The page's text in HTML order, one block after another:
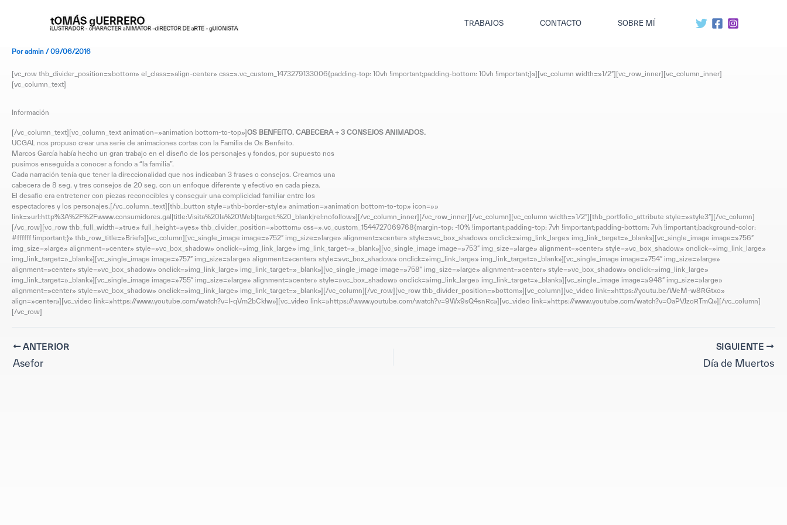
TRABAJOS CONTACTO SOBRE MÍ
Poradmin /09/06/2016
[vc_row thb_divider_position=»bottom» el_class=»align-center» css=».vc_custom_1473279133006{padding-top: 10vh !important;padding-bottom: 10vh !important;}»][vc_column width=»1/2″][vc_row_inner][vc_column_inner]
[vc_column_text]
Información
[/vc_column_text][vc_column_text animation=»animation bottom-to-top»]OS BENFEITO. CABECERA + 3 CONSEJOS ANIMADOS.
UCGAL nos propuso crear una serie de animaciones cortas con la Familia de Os Benfeito.
Marcos García había hecho un gran trabajo en el diseño de los personajes y fondos, por supuesto nos
pusimos enseguida a conocer a fondo a “la familia”.
Cada narración tenía que tener la direccionalidad que nos indicaban 3 frases o consejos. Creamos una
cabecera de 8 seg. y tres consejos de 20 seg. con un enfoque diferente y efectivo en cada pieza.
El desafio era entretener con piezas reconocibles y conseguir una complicidad familiar entre los
espectadores y los personajes.[/vc_column_text][thb_button style=»thb-border-style» animation=»animation bottom-to-top» icon=»»
link=»url:http%3A%2F%2Fwww.consumidores.gal|title:Visita%20la%20Web|target:%20_blank|rel:nofollow»][/vc_column_inner][/vc_row_inner][/vc_column][vc_column width=»1/2″][thb_portfolio_attribute style=»style3″][/vc_column]
[/vc_row][vc_row thb_full_width=»true» full_height=»yes» thb_divider_position=»bottom» css=».vc_custom_1544727069768{margin-top: -10% !important;padding-top: 7vh !important;padding-bottom: 7vh !important;background-color:
#ffffff !important;}» thb_row_title=»Brief»][vc_column][vc_single_image image=»752″ img_size=»large» alignment=»center» style=»vc_box_shadow» onclick=»img_link_large» img_link_target=»_blank»][vc_single_image image=»756″
img_size=»large» alignment=»center» style=»vc_box_shadow» onclick=»img_link_large» img_link_target=»_blank»][vc_single_image image=»753″ img_size=»large» alignment=»center» style=»vc_box_shadow» onclick=»img_link_large»
img_link_target=»_blank»][vc_single_image image=»757″ img_size=»large» alignment=»center» style=»vc_box_shadow» onclick=»img_link_large» img_link_target=»_blank»][vc_single_image image=»754″ img_size=»large»
alignment=»center» style=»vc_box_shadow» onclick=»img_link_large» img_link_target=»_blank»][vc_single_image image=»758″ img_size=»large» alignment=»center» style=»vc_box_shadow» onclick=»img_link_large»
img_link_target=»_blank»][vc_single_image image=»755″ img_size=»large» alignment=»center» style=»vc_box_shadow» onclick=»img_link_large» img_link_target=»_blank»][vc_single_image image=»948″ img_size=»large»
alignment=»center» style=»vc_box_shadow» onclick=»img_link_large» img_link_target=»_blank»][/vc_column][/vc_row][vc_row thb_divider_position=»bottom»][vc_column][vc_video link=»https://youtu.be/WeM-w8RGtxo»
align=»center»][vc_video link=»https://www.youtube.com/watch?v=I-qVm2bCklw»][vc_video link=»https://www.youtube.com/watch?v=9Wx9sQ4snRc»][vc_video link=»https://www.youtube.com/watch?v=OaPVJzoRTmQ»][/vc_column]
[/vc_row]
ANTERIOR
Asefor
SIGUIENTE
Día de Muertos